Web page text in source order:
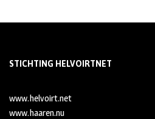
STICHTING HELVOIRTNET
www.helvoirt.net
www.haaren.nu